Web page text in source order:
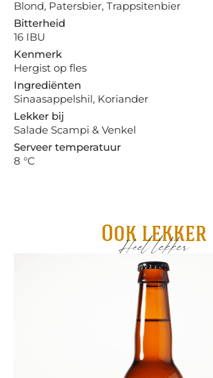
Blond, Patersbier, Trappsitenbier
Bitterheid
16 IBU
Kenmerk
Hergist op fles
Ingrediënten
Sinaasappelshil, Koriander
Lekker bij
Salade Scampi & Venkel
Serveer temperatuur
8 °C
Ook lekker
Heel lekker